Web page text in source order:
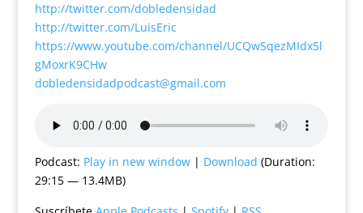
http://twitter.com/dobledensidad
http://twitter.com/LuisEric
https://www.youtube.com/channel/UCQwSqezMIdx5l
gMoxrK9CHw
dobledensidadpodcast@gmail.com
Podcast: Play in new window| Download (Duration:
29:15 — 13.4MB)